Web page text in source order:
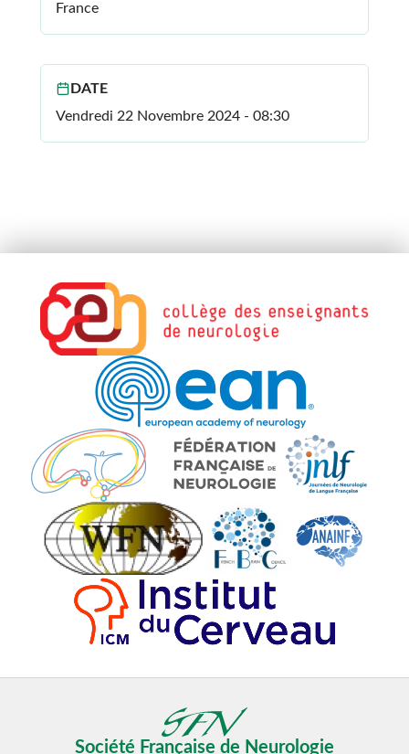
France
DATE
Vendredi 22 Novembre 2024 - 08:30
Société Française de Neurologie